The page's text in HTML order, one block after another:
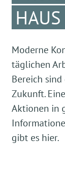
HAUS
Moderne
täglichen
Bereich
Zukunft.
Aktionen in
gibt es hier.